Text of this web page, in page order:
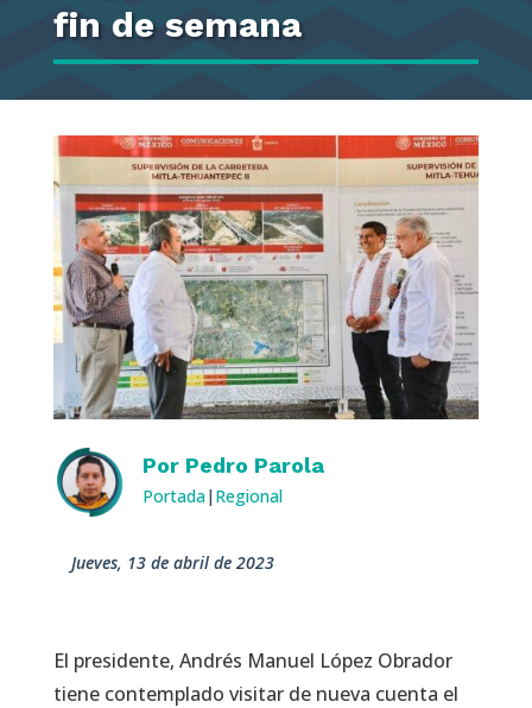
fin de semana
Por Pedro Parola
Portada| Regional
jueves, 13 de abril de 2023
El presidente, Andrés Manuel López Obrador
tiene contemplado visitar de nueva cuenta el